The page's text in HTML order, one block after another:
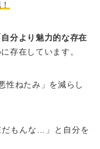
自分より魅力的な存在
存在しています。
性ねたみ」を減らし
だもんな…」と自分を